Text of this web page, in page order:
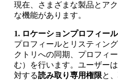
現在、さまざまな製品とア
な機能があります。
1. ロケーションプロフィー
プロフィールとリスティン
クトリへの同期、プロフィ
む）を行います。ユーザー
対する読み取り専用権限と、